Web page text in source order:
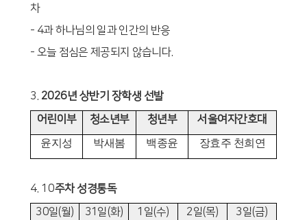
차
- 4과 하나님의 일과 인간의 반응
- 오늘 점심은 제공되지 않습니다.
3. 2026년 상반기 장학생 선발
어린이부
청소년부 청년부 서울여자간호대
윤지성 박새봄 백종윤 장효주 천희연
4. 10주차 성경통독
30일(월) 31 일(화) 1 일(수) 2일(목) 3일(금)